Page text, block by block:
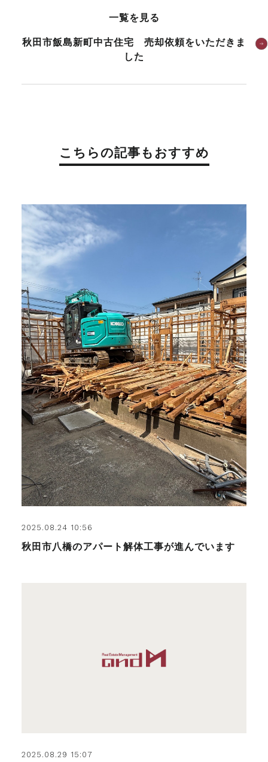
一覧を見る
秋田市飯島新町中古住宅 売却依頼をいただきま
した
こちらの記事もおすすめ
2025.08.24 10:56
秋田市八橋のアパート解体工事が進んでいます
2025.08.29 15:07